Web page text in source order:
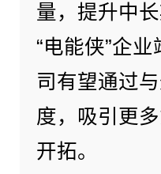
量，提升中
“电能侠”企
司有望通过
度，吸引更
开拓。